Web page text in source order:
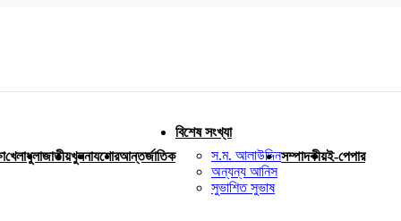
খেলাধুলাজাতীয়খুলনাযশোরআন্তর্জাতিক
বিশেষ সংখ্যা
স.ম. আলাউদ্দিন
অন্যন্য আনিস
সুভাশিত সুভাষ
সম্পাদকীয়ই-পেপার